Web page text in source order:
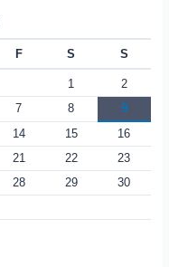
F S S
1
2
7 8
9
14 15
16
21 22
23
28 29
30